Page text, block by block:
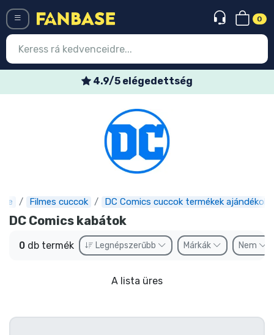
0
4.9/5 elégedettség
Filmes cuccok DC Comics cuccok termékek ajándékok
DC Comics kabátok
0 db termék Legnépszerűbb Márkák Nem
A lista üres
Legújabb cuccok
Akciós ajánlatok
Express szállítás
Előrendelhető cuccok
Outlet cuccok